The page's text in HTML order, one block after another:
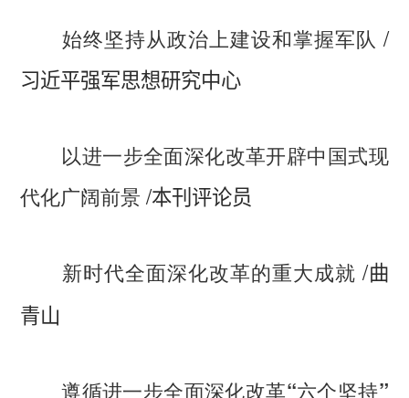
始终坚持从政治上建设和掌握军队 /
习近平强军思想研究中心
以进一步全面深化改革开辟中国式现
代化广阔前景 /本刊评论员
新时代全面深化改革的重大成就 /曲
青山
遵循进一步全面深化改革“六个坚持”